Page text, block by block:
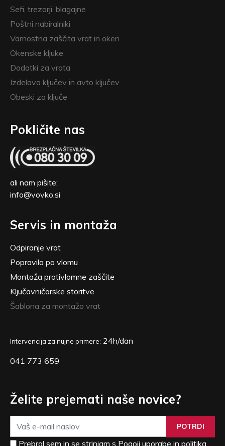
Sefi, trezorji, blagajne
Poštni nabiralniki
Varnostna zaščita vrat in oken
Okenske kljuke
Dodatki za vrata
Izdelava ključev in avto ključev
Obeski za ključe
Pokličite nas
ali nam pišite:
info@vovko.si
Servis in montaža
Odpiranje vrat
Popravila po vlomu
Montaža protivlomne zaščite
Ključavničarske storitve
Šablona za montažo vrat
Intervencija za nujne primere: 24h/dan
041 773 659
Želite prejemati naše novice?
POTRDI
Prebral sem in se strinjam s Pogoji uporabe in politika